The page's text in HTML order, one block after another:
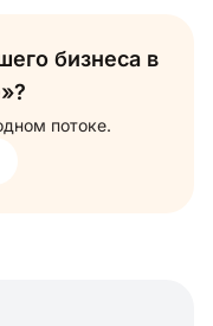
бизнеса в
потоке.